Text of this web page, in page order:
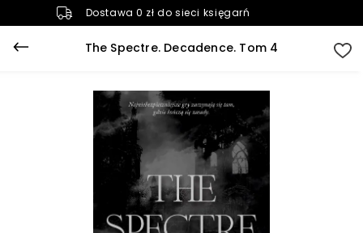
Dostawa 0 zł do sieci księgarń
The Spectre. Decadence. Tom 4